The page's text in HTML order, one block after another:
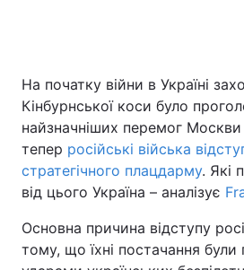
На початку війни в Україні
Кінбурнської коси було
найзначніших перемог Москви
тепер російські війська
стратегічного плацдарму. Які
від цього Україна – аналізує
Основна причина відступу
тому, що їхні постачання були